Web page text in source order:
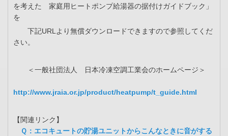
を考えた 家庭用ヒートポンプ給湯器の据付けガイドブック」
を
下記URLより無償ダウンロードできますので参照してくだ
さい。
＜一般社団法人 日本冷凍空調工業会のホームページ＞
http://www.jraia.or.jp/product/heatpump/t_guide.html
【関連リンク】
Ｑ：エコキュートの貯湯ユニットからこんなときに音がする